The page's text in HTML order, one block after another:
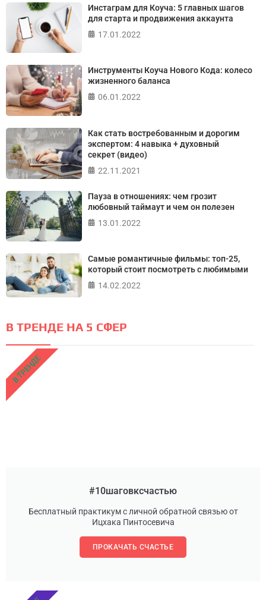
Онлайн тест на основе шкалы локуса контроля
Джулиана Роттера
Инстаграм для Коуча: 5 главных шагов
для старта и продвижения аккаунта
17.01.2022
Инструменты Коуча Нового Кода: колесо
жизненного баланса
06.01.2022
Как стать востребованным и дорогим
экспертом: 4 навыка + духовный
секрет (видео)
22.11.2021
Пауза в отношениях: чем грозит
любовный таймаут и чем он полезен
13.01.2022
Самые романтичные фильмы: топ-25,
который стоит посмотреть с любимыми
14.02.2022
В ТРЕНДЕ НА 5 СФЕР
#10шаговксчастью
Бесплатный практикум с личной обратной связью от
Ицхака Пинтосевича
ПРОКАЧАТЬ СЧАСТЬЕ
В ТРЕНДЕ